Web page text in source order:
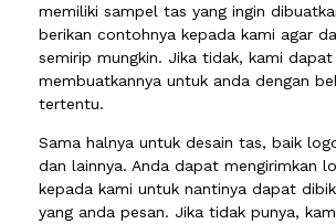
memiliki sampel tas yang ingin
berikan contohnya kepada kami agar
semirip mungkin. Jika tidak, kami dapat
membuatkannya untuk anda dengan
tertentu.
Sama halnya untuk desain tas, baik
dan lainnya. Anda dapat mengirimkan
kepada kami untuk nantinya dapat
yang anda pesan. Jika tidak punya,